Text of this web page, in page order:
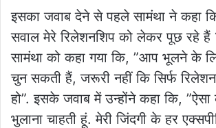
इसका जवाब देने से पहले सामंथा ने कहा
सवाल मेरे रिलेशनशिप को लेकर पूछ रहे हैं
सामंथा को कहा गया कि, ”आप भूलने के
चुन सकती हैं, जरूरी नहीं कि सिर्फ
हो”. इसके जवाब में उन्होंने कहा कि,
भुलाना चाहती हूं. मेरी जिंदगी के हर